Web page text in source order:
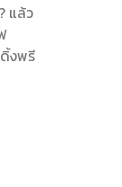
แล้ว
งพรี